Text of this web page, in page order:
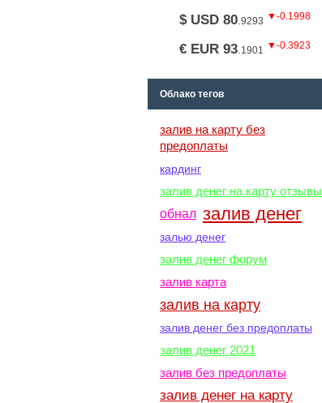
$ USD 80 9293 ▼-0.1998
€ EUR 93 1901 ▼-0.3923
Облако тегов
залив на карту без
предоплаты
кардинг
залив денег на карту отзывы
обнал залив денег
залью денег
залив денег форум
залив карта
залив на карту
залив денег без предоплаты
залив денег 2021
залив без предоплаты
залив денег на карту